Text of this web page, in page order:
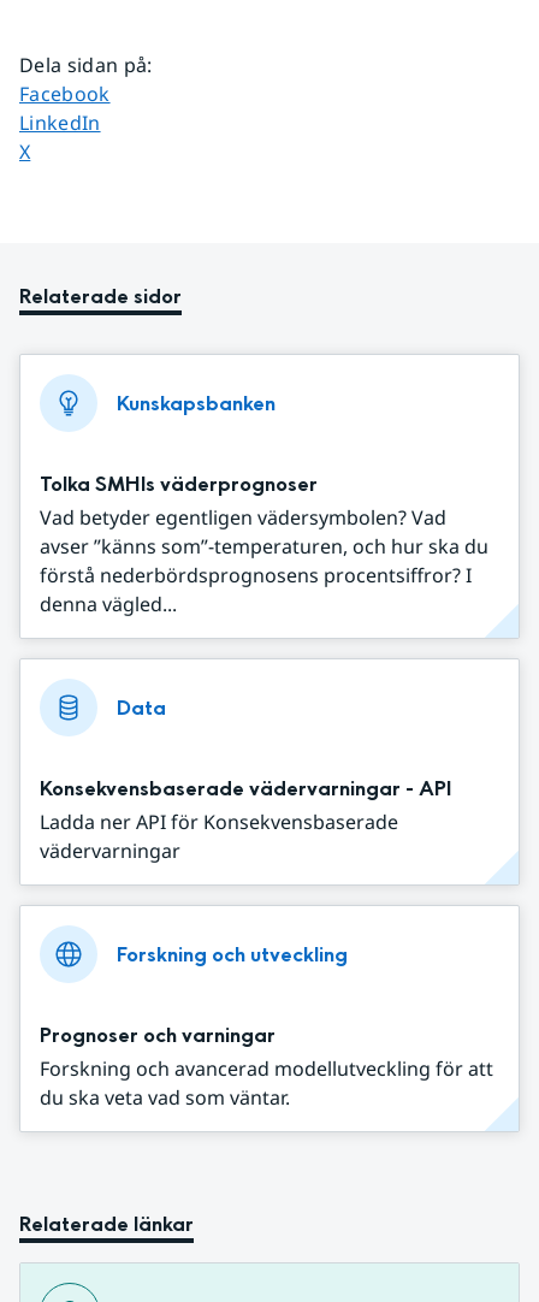
Dela sidan på:
Dela sidan på
Facebook
Dela sidan på
LinkedIn
Dela sidan på
X
Relaterade sidor
Kunskapsbanken
Tolka SMHIs väderprognoser
Vad betyder egentligen vädersymbolen? Vad
avser ”känns som”-temperaturen, och hur ska du
förstå nederbördsprognosens procentsiffror? I
denna vägled...
Data
Konsekvensbaserade vädervarningar - API
Ladda ner API för Konsekvensbaserade
vädervarningar
Forskning och utveckling
Prognoser och varningar
Forskning och avancerad modellutveckling för att
du ska veta vad som väntar.
Relaterade länkar